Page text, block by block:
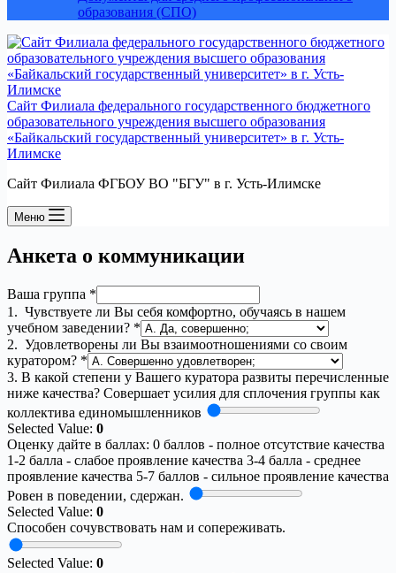
образования (СПО)
Сайт Филиала федерального государственного бюджетного
образовательного учреждения высшего образования
«Байкальский государственный университет» в г. Усть-
Илимске
Сайт Филиала ФГБОУ ВО "БГУ" в г. Усть-Илимске
Меню
Анкета о коммуникации
Ваша группа *
1. Чувствуете ли Вы себя комфортно, обучаясь в нашем
учебном заведении? *
2. Удовлетворены ли Вы взаимоотношениями со своим
куратором? *
3. В какой степени у Вашего куратора развиты перечисленные
ниже качества? Совершает усилия для сплочения группы как
коллектива единомышленников
Selected Value: 0
Оценку дайте в баллах: 0 баллов - полное отсутствие качества
1-2 балла - слабое проявление качества 3-4 балла - среднее
проявление качества 5-7 баллов - сильное проявление качества
Ровен в поведении, сдержан.
Selected Value: 0
Способен сочувствовать нам и сопереживать.
Selected Value: 0